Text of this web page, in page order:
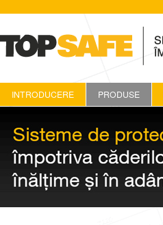
INTRODUCERE PRODUSE